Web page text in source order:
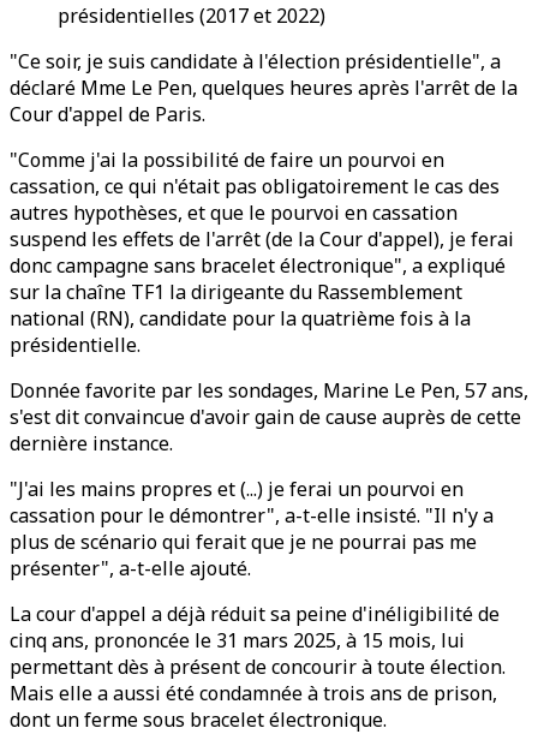
présidentielles (2017 et 2022)
"Ce soir, je suis candidate à l'élection présidentielle", a
déclaré Mme Le Pen, quelques heures après l'arrêt de la
Cour d'appel de Paris.
"Comme j'ai la possibilité de faire un pourvoi en
cassation, ce qui n'était pas obligatoirement le cas des
autres hypothèses, et que le pourvoi en cassation
suspend les effets de l'arrêt (de la Cour d'appel), je ferai
donc campagne sans bracelet électronique", a expliqué
sur la chaîne TF1 la dirigeante du Rassemblement
national (RN), candidate pour la quatrième fois à la
présidentielle.
Donnée favorite par les sondages, Marine Le Pen, 57 ans,
s'est dit convaincue d'avoir gain de cause auprès de cette
dernière instance.
"J'ai les mains propres et (...) je ferai un pourvoi en
cassation pour le démontrer", a-t-elle insisté. "Il n'y a
plus de scénario qui ferait que je ne pourrai pas me
présenter", a-t-elle ajouté.
La cour d'appel a déjà réduit sa peine d'inéligibilité de
cinq ans, prononcée le 31 mars 2025, à 15 mois, lui
permettant dès à présent de concourir à toute élection.
Mais elle a aussi été condamnée à trois ans de prison,
dont un ferme sous bracelet électronique.